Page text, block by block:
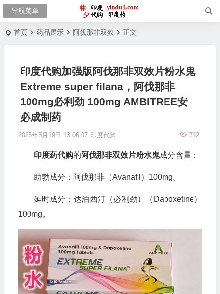
首页 药品展示 阿伐那非双效 正文
印度代购加强版阿伐那非双效片粉水鬼
Extreme super filana，阿伐那非
100mg必利劲 100mg AMBITREE安
必成制药
2025年3月19日 13:06:07 印度代购 712
印度药代购的阿伐那非双效片粉水鬼成分含量：
助勃成分：阿伐那非（Avanafil）100mg。
延时成分：达泊西汀（必利劲）（Dapoxetine）
100mg。